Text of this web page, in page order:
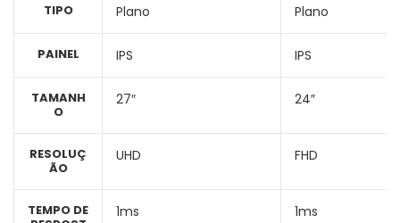
TIPO
PAINEL
TAMANH
O
RESOLUÇ
ÃO
TEMPO DE
Plano
IPS
27″
UHD
1ms
Plano
IPS
24″
FHD
1ms